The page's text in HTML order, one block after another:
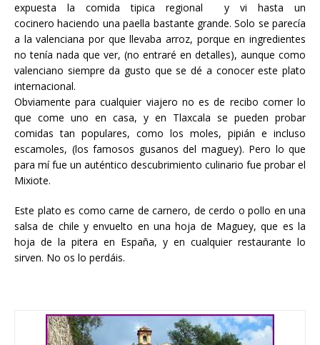
expuesta la comida tipica regional y vi hasta un
cocinero haciendo una paella bastante grande. Solo se parecía
a la valenciana por que llevaba arroz, porque en ingredientes
no tenía nada que ver, (no entraré en detalles), aunque como
valenciano siempre da gusto que se dé a conocer este plato
internacional.
Obviamente para cualquier viajero no es de recibo comer lo
que come uno en casa, y en Tlaxcala se pueden probar
comidas tan populares, como los moles, pipián e incluso
escamoles, (los famosos gusanos del maguey). Pero lo que
para mí fue un auténtico descubrimiento culinario fue probar el
Mixiote.
Este plato es como carne de carnero, de cerdo o pollo en una
salsa de chile y envuelto en una hoja de Maguey, que es la
hoja de la pitera en España, y en cualquier restaurante lo
sirven. No os lo perdáis.